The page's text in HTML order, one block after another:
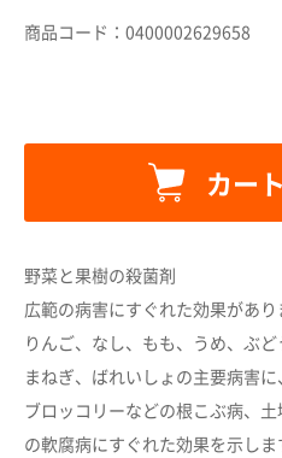
商品コード： 0400002629658
カー
カートに追
カート
野菜と果樹の殺菌剤
広範の病害にすぐれた効果があり
りんご、なし、もも、うめ、ぶ
まねぎ、ばれいしょの主要病害に
ブロッコリーなどの根こぶ病、
の軟腐病にすぐれた効果を示しま